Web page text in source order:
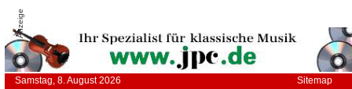
Anzeige
Samstag, 8. August 2026 Sitemap